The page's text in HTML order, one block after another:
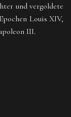
und vergoldete
Louis XIV,
III.